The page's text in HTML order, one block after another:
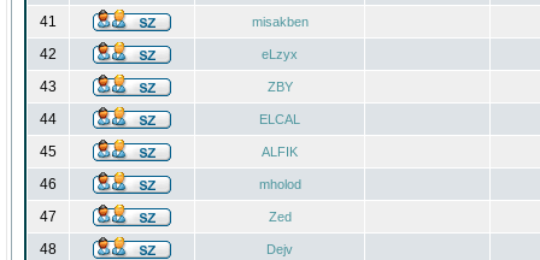
41 misakben
42 eLzyx
43 ZBY
44 ELCAL
45 ALFIK
46 mholod
47 Zed
48 Dejv